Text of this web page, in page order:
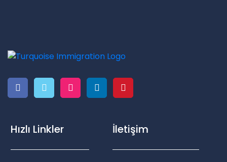
Hızlı Linkler İletişim